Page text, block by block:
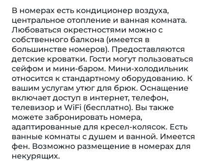
В номерах есть кондиционер воздуха,
центральное отопление и ванная комната.
Любоваться окрестностями можно с
собственного балкона (имеется в
большинстве номеров). Предоставляются
детские кроватки. Гости могут пользоваться
сейфом и мини-баром. Мини-холодильник
относится к стандартному оборудованию. К
вашим услугам утюг для брюк. Оснащение
включает доступ в интернет, телефон,
телевизор и WiFi (бесплатно). Вы также
можете забронировать номера,
адаптированные для кресел-колясок. Есть
ванные комнаты с душем и ванной. Имеется
фен. Возможно размещение в номерах для
некурящих.